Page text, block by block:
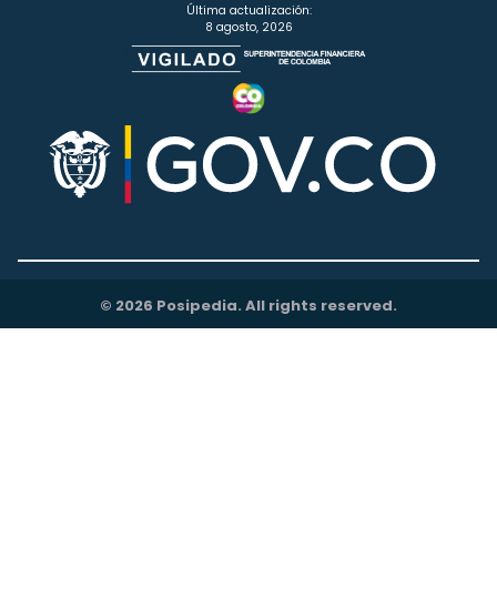
Última actualización:
8 agosto, 2026
© 2026 Posipedia. All rights reserved.